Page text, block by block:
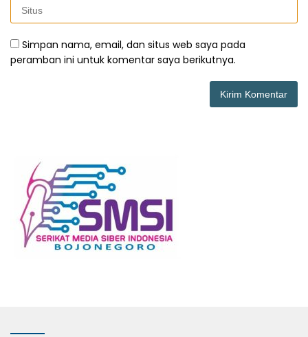
Simpan nama, email, dan situs web saya pada
peramban ini untuk komentar saya berikutnya.